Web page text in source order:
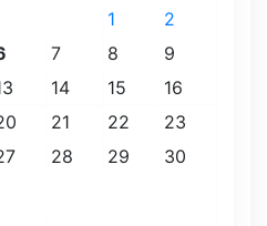
1
2
7 8
9
14 15
16
21 22
23
28 29
30